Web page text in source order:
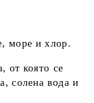
море и хлор.
от която се
солена вода и